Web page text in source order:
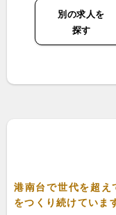
別の求人を
探す
港南台で世代を超
をつくり続けていま